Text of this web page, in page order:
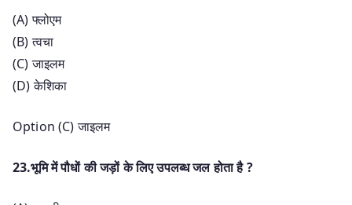
(A) फ्लोएम
(B) त्वचा
(C) जाइलम
(D) केशिका
Option (C) जाइलम
23.भूमि में पौधों की जड़ों के लिए उपलब्ध जल होता है ?